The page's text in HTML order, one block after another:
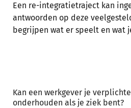
Een re-integratietraject kan
antwoorden op deze
begrijpen wat er speelt en wat
Kan een werkgever je
onderhouden als je ziek bent?